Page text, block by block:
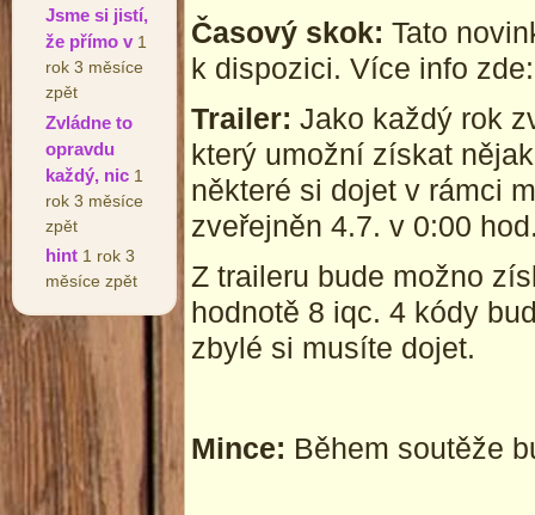
Jsme si jistí,
že přímo v 1
rok 3 měsíce
zpět
Zvládne to
opravdu
každý, nic 1
rok 3 měsíce
zpět
hint 1 rok 3
měsíce zpět
Časový skok: Tato
k dispozici. Více info
Trailer: Jako každý rok
který umožní získat
některé si dojet v rámci
zveřejněn 4.7. v 0:00
Z traileru bude možno
hodnotě 8 iqc. 4 kódy
zbylé si musíte dojet.
Mince: Během soutěže